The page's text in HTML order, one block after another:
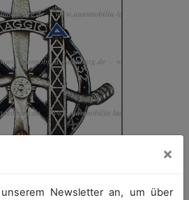
×
Newsletter an, um über